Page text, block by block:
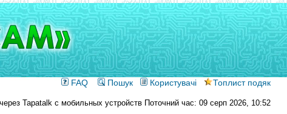
FAQ Пошук Користувачі Топлист подяк
Поточний час: 09 серп 2026, 10:52